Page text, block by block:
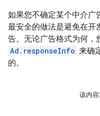
如果您不确定某个中介广
最安全的做法是避免在开
告。无论广告格式为何，
Ad.responseInfo 来确
的。
该内